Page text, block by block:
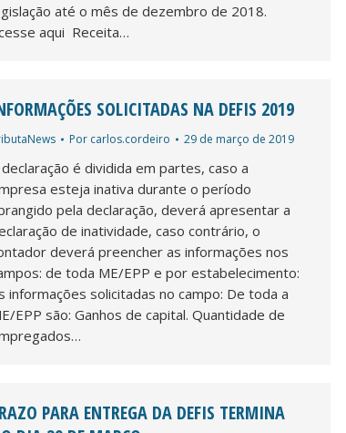
até o mês de dezembro de 2018.
aqui Receita…
SOLICITADAS NA DEFIS 2019
Por carlos.cordeiro 29 de março de 2019
declaração é dividida em partes, caso a
esteja inativa durante o período
pela declaração, deverá apresentar a
de inatividade, caso contrário, o
deverá preencher as informações nos
de toda ME/EPP e por estabelecimento:
informações solicitadas no campo: De toda a
EPP são: Ganhos de capital. Quantidade de
PARA ENTREGA DA DEFIS TERMINA